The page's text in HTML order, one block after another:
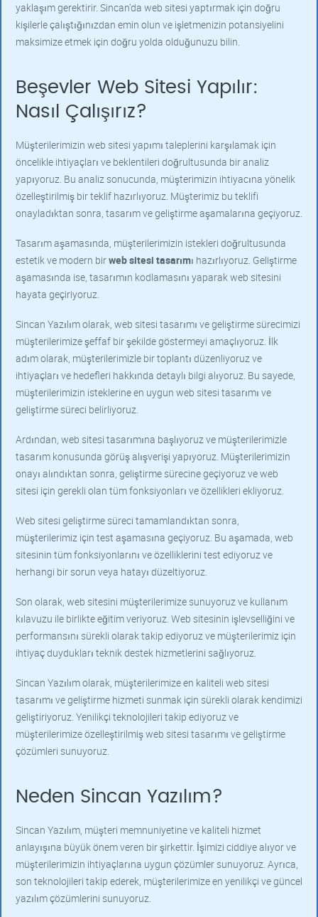
yaklaşım gerektirir. Sincan'da web sitesi yaptırmak için doğru
kişilerle çalıştığınızdan emin olun ve işletmenizin potansiyelini
maksimize etmek için doğru yolda olduğunuzu bilin.
Beşevler Web Sitesi Yapılır:
Nasıl Çalışırız?
Müşterilerimizin web sitesi yapımı taleplerini karşılamak için
öncelikle ihtiyaçları ve beklentileri doğrultusunda bir analiz
yapıyoruz. Bu analiz sonucunda, müşterimizin ihtiyacına yönelik
özelleştirilmiş bir teklif hazırlıyoruz. Müşterimiz bu teklifi
onayladıktan sonra, tasarım ve geliştirme aşamalarına geçiyoruz.
Tasarım aşamasında, müşterilerimizin istekleri doğrultusunda
estetik ve modern birweb sitesi tasarımı hazırlıyoruz. Geliştirme
aşamasında ise, tasarımın kodlamasını yaparak web sitesini
hayata geçiriyoruz.
Sincan Yazılım olarak, web sitesi tasarımı ve geliştirme sürecimizi
müşterilerimize şeffaf bir şekilde göstermeyi amaçlıyoruz. İlk
adım olarak, müşterilerimizle bir toplantı düzenliyoruz ve
ihtiyaçları ve hedefleri hakkında detaylı bilgi alıyoruz. Bu sayede,
müşterilerimizin isteklerine en uygun web sitesi tasarımı ve
geliştirme süreci belirliyoruz.
Ardından, web sitesi tasarımına başlıyoruz ve müşterilerimizle
tasarım konusunda görüş alışverişi yapıyoruz. Müşterilerimizin
onayı alındıktan sonra, geliştirme sürecine geçiyoruz ve web
sitesi için gerekli olan tüm fonksiyonları ve özellikleri ekliyoruz.
Web sitesi geliştirme süreci tamamlandıktan sonra,
müşterilerimiz için test aşamasına geçiyoruz. Bu aşamada, web
sitesinin tüm fonksiyonlarını ve özelliklerini test ediyoruz ve
herhangi bir sorun veya hatayı düzeltiyoruz.
Son olarak, web sitesini müşterilerimize sunuyoruz ve kullanım
kılavuzu ile birlikte eğitim veriyoruz. Web sitesinin işlevselliğini ve
performansını sürekli olarak takip ediyoruz ve müşterilerimiz için
ihtiyaç duydukları teknik destek hizmetlerini sağlıyoruz.
Sincan Yazılım olarak, müşterilerimize en kaliteli web sitesi
tasarımı ve geliştirme hizmeti sunmak için sürekli olarak kendimizi
geliştiriyoruz. Yenilikçi teknolojileri takip ediyoruz ve
müşterilerimize özelleştirilmiş web sitesi tasarımı ve geliştirme
çözümleri sunuyoruz.
Neden Sincan Yazılım?
Sincan Yazılım, müşteri memnuniyetine ve kaliteli hizmet
anlayışına büyük önem veren bir şirkettir. İşimizi ciddiye alıyor ve
müşterilerimizin ihtiyaçlarına uygun çözümler sunuyoruz. Ayrıca,
son teknolojileri takip ederek, müşterilerimize en yenilikçi ve güncel
yazılım çözümlerini sunuyoruz.